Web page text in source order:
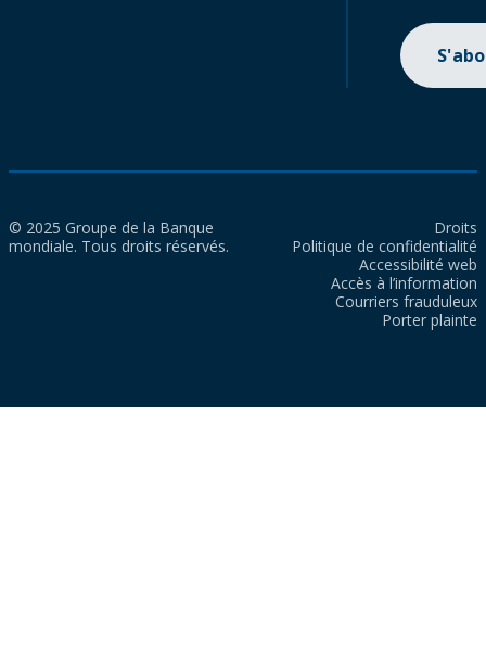
© 2025 Groupe de la Banque
mondiale. Tous droits réservés.
Droits
Politique de confidentialité
Accessibilité web
Accès à l’information
Courriers frauduleux
Porter plainte